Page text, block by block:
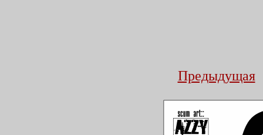
Предыдущая